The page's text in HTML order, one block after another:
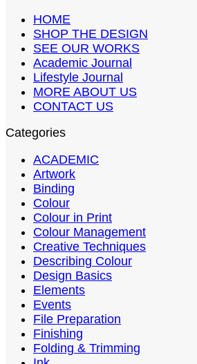
HOME
SHOP THE DESIGN
SEE OUR WORKS
Academic Journal
Lifestyle Journal
MORE ABOUT US
CONTACT US
Categories
ACADEMIC
Artwork
Binding
Colour
Colour in Print
Colour Management
Creative Techniques
Describing Colour
Design Basics
Elements
Events
File Preparation
Finishing
Folding & Trimming